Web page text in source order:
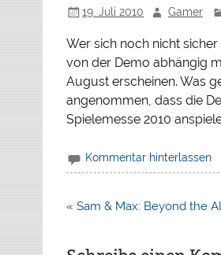
19. Juli 2010 Gamer
Wer sich noch nicht
von der Demo abhängig
August erscheinen. Was
angenommen, dass die
Spielemesse 2010
Kommentar hinterlassen
Beitragsnavigation
« Sam & Max: Beyond the